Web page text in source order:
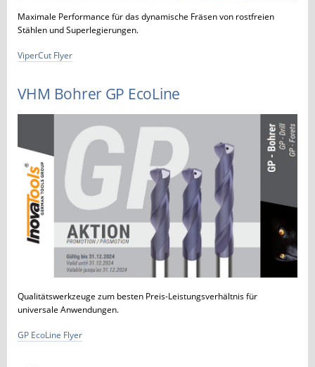
Maximale Performance für das dynamische Fräsen von rostfreien
Stählen und Superlegierungen.
ViperCut Flyer
VHM Bohrer GP EcoLine
Qualitätswerkzeuge zum besten Preis-Leistungsverhältnis für
universale Anwendungen.
GP EcoLine Flyer